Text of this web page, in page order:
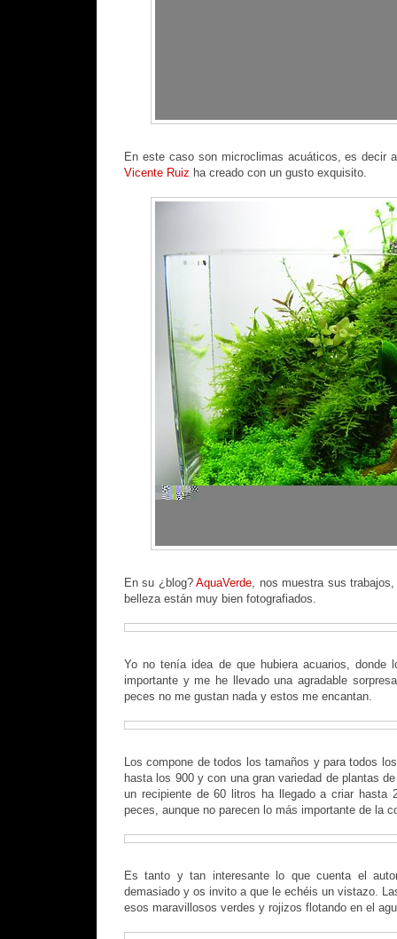
En este caso son microclimas acuáticos, es decir
Vicente Ruiz ha creado con un gusto exquisito.
En su ¿blog?AquaVerde, nos muestra sus
belleza están muy bien fotografiados.
Yo no tenía idea de que hubiera acuarios, donde
importante y me he llevado una agradable
peces no me gustan nada y estos me encantan.
Los compone de todos los tamaños y para todos
hasta los 900 y con una gran variedad de plantas
un recipiente de 60 litros ha llegado a criar hasta
peces, aunque no parecen lo más importante de la
Es tanto y tan interesante lo que cuenta el
demasiado y os invito a que le echéis un vistazo.
esos maravillosos verdes y rojizos flotando en el